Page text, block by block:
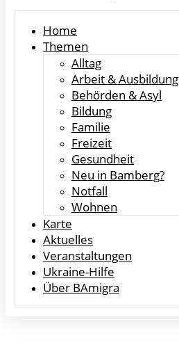
Home
Themen
Alltag
Arbeit & Ausbildung
Behörden & Asyl
Bildung
Familie
Freizeit
Gesundheit
Neu in Bamberg?
Notfall
Wohnen
Karte
Aktuelles
Veranstaltungen
Ukraine-Hilfe
Über BAmigra